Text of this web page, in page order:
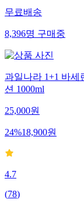
무료배송
8,396명 구매중
과일나라 1+1 바세
션 1000ml
25,000원
24%18,900원
4.7
(78)